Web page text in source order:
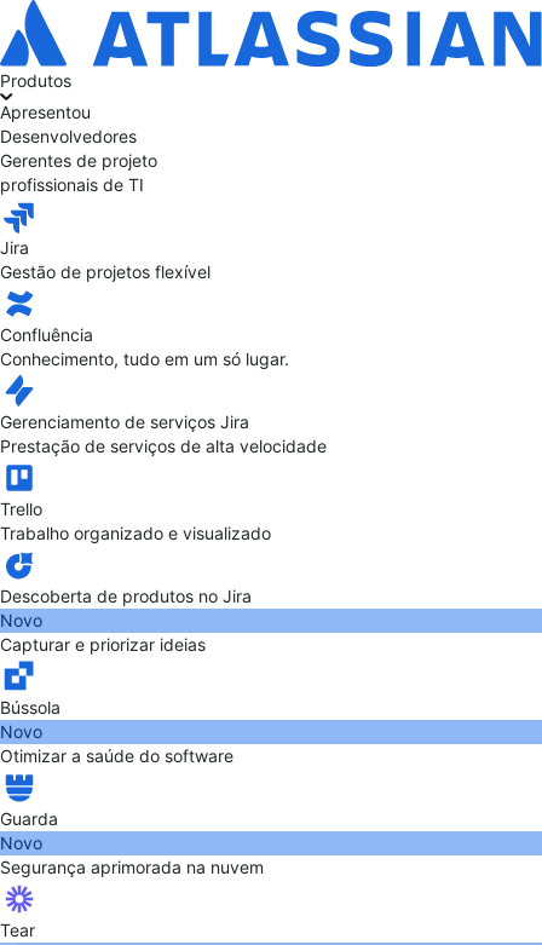
Produtos
Apresentou
Desenvolvedores
Gerentes de projeto
profissionais de TI
Jira
Gestão de projetos flexível
Confluência
Conhecimento, tudo em um só lugar.
Gerenciamento de serviços Jira
Prestação de serviços de alta velocidade
Trello
Trabalho organizado e visualizado
Descoberta de produtos no Jira
Novo
Capturar e priorizar ideias
Bússola
Novo
Otimizar a saúde do software
Guarda
Novo
Segurança aprimorada na nuvem
Tear